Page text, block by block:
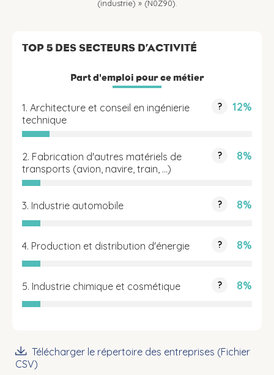
(industrie) » (N0Z90).
TOP 5 DES SECTEURS D’ACTIVITÉ
Part d'emploi pour ce métier
1. Architecture et conseil en ingénierie
technique
? 12%
2. Fabrication d'autres matériels de
transports (avion, navire, train, …)
? 8%
3. Industrie automobile ? 8%
4. Production et distribution d'énergie ? 8%
5. Industrie chimique et cosmétique ? 8%
Télécharger le répertoire des entreprises (Fichier
CSV)